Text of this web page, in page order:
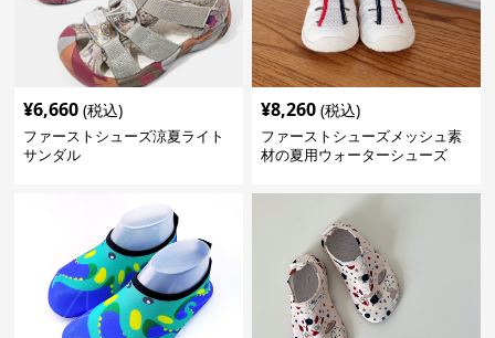
¥6,660 (税込)
ファーストシューズ涼夏ライト
サンダル
¥8,260 (税込)
ファーストシューズメッシュ素
材の夏用ウォーターシューズ